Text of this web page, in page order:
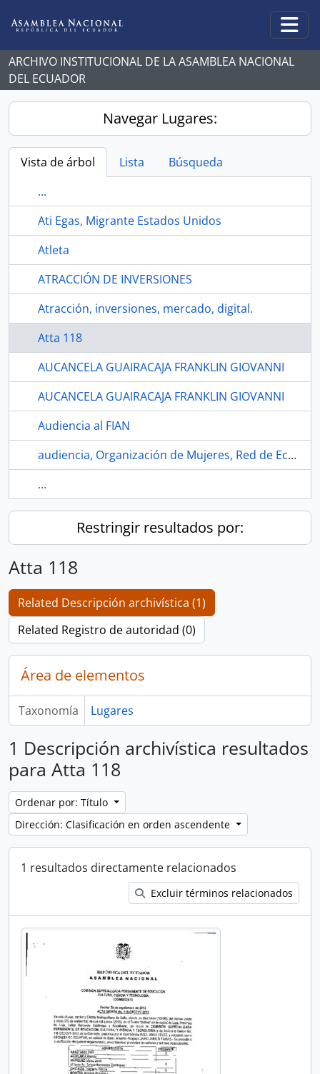
ARCHIVO INSTITUCIONAL DE LA ASAMBLEA NACIONAL
DEL ECUADOR
Navegar Lugares:
Vista de árbol Lista
Búsqueda
...
Ati Egas, Migrante Estados Unidos
Atleta
ATRACCIÓN DE INVERSIONES
Atracción, inversiones, mercado, digital.
Atta 118
AUCANCELA GUAIRACAJA FRANKLIN GIOVANNI
AUCANCELA GUAIRACAJA FRANKLIN GIOVANNI
Audiencia al FIAN
audiencia, Organización de Mujeres, Red de Ecologistas
...
Restringir resultados por:
Atta 118
Related Descripción archivística (1)
Related Registro de autoridad (0)
Área de elementos
Taxonomía Lugares
1 Descripción archivística resultados
para Atta 118
Ordenar por: Título
Dirección: Clasificación en orden ascendente
1 resultados directamente relacionados
Excluir términos relacionados